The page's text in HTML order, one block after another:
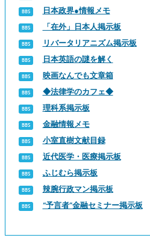
日本政界●情報メモ
「在外」日本人掲示板
リバータリアニズム掲示板
日本英語の謎を解く
映画なんでも文章箱
◆法律学のカフェ◆
理科系掲示板
金融情報メモ
小室直樹文献目録
近代医学・医療掲示板
ふじむら掲示板
辣腕行政マン掲示板
“予言者”金融セミナー掲示板